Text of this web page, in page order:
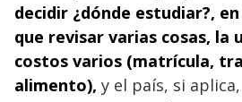
decidir ¿dónde estudiar?,
que revisar varias cosas, la
costos varios (matrícula,
alimento), y el país, si